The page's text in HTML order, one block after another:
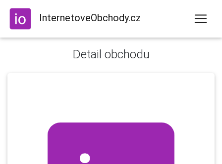
InternetoveObchody.cz
Detail obchodu